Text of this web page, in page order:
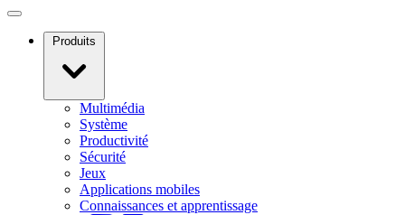
Produits
Multimédia
Système
Productivité
Sécurité
Jeux
Applications mobiles
Connaissances et apprentissage